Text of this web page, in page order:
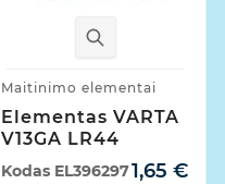
Maitinimo elementai
Elementas VARTA
V13GA LR44
1,65 €
Kodas EL396297